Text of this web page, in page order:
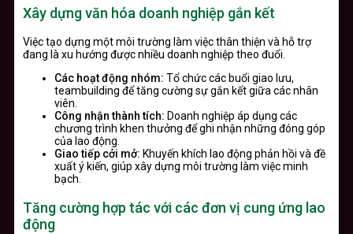
Xây dựng văn hóa doanh nghiệp gắn kết
Việc tạo dựng một môi trường làm việc thân thiện và hỗ trợ
đang là xu hướng được nhiều doanh nghiệp theo đuổi.
Các hoạt động nhóm: Tổ chức các buổi giao lưu,
teambuilding để tăng cường sự gắn kết giữa các nhân
viên.
Công nhận thành tích: Doanh nghiệp áp dụng các
chương trình khen thưởng để ghi nhận những đóng góp
của lao động.
Giao tiếp cởi mở: Khuyến khích lao động phản hồi và đề
xuất ý kiến, giúp xây dựng môi trường làm việc minh
bạch.
Tăng cường hợp tác với các đơn vị cung ứng lao
động